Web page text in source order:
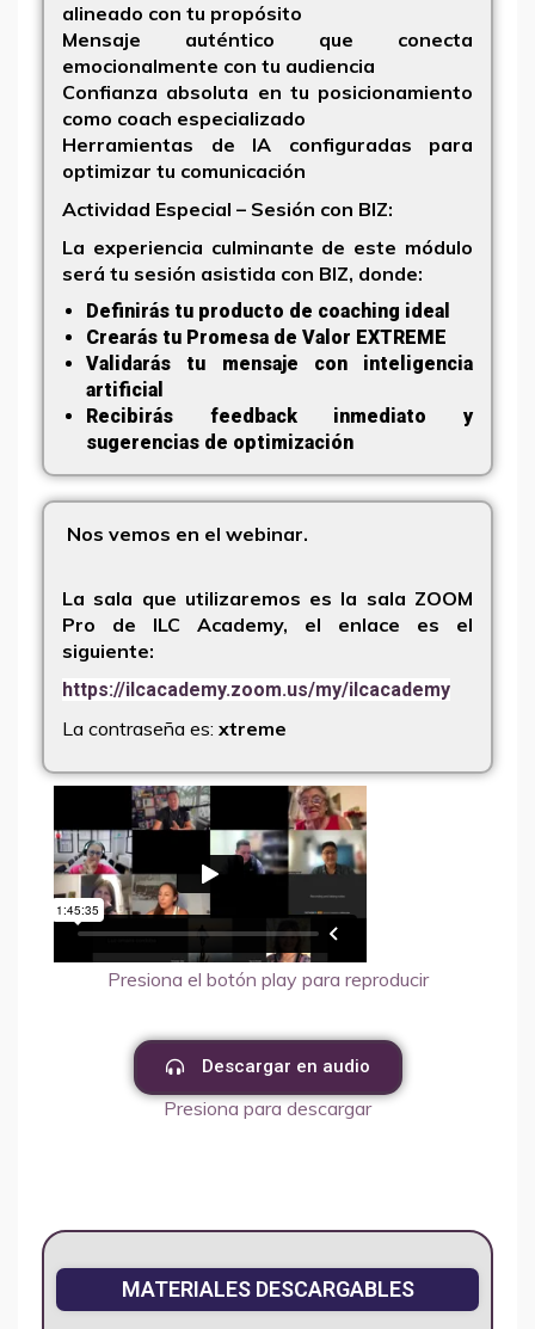
alineado con tu propósito
Mensaje auténtico que conecta
emocionalmente con tu audiencia
Confianza absoluta en tu posicionamiento
como coach especializado
Herramientas de IA configuradas para
optimizar tu comunicación
Actividad Especial – Sesión con BIZ:
La experiencia culminante de este módulo
será tu sesión asistida con BIZ, donde:
Definirás tu producto de coaching ideal
Crearás tu Promesa de Valor EXTREME
Validarás tu mensaje con inteligencia
artificial
Recibirás feedback inmediato y
sugerencias de optimización
Nos vemos en el webinar.
La sala que utilizaremos es la sala ZOOM
Pro de ILC Academy, el enlace es el
siguiente:
https://ilcacademy.zoom.us/my/ilcacademy
La contraseña es: xtreme
Presiona el botón play para reproducir
Descargar en audio
Presiona para descargar
MATERIALES DESCARGABLES